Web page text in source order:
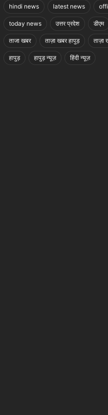
hindi news latest news
today news उत्तर प्रदेश डीएम
ताजा खबर ताज़ा खबर हापुड़ ताज़ा
हापुड़ हापुड़ न्यूज़ हिंदी न्यूज़